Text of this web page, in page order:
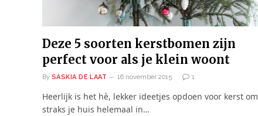
Deze 5 soorten kerstbomen zijn
perfect voor als je klein woont
By SASKIA DE LAAT 16 november 2015 1
Heerlijk is het hè, lekker ideetjes opdoen voor kerst om
straks je huis helemaal in…